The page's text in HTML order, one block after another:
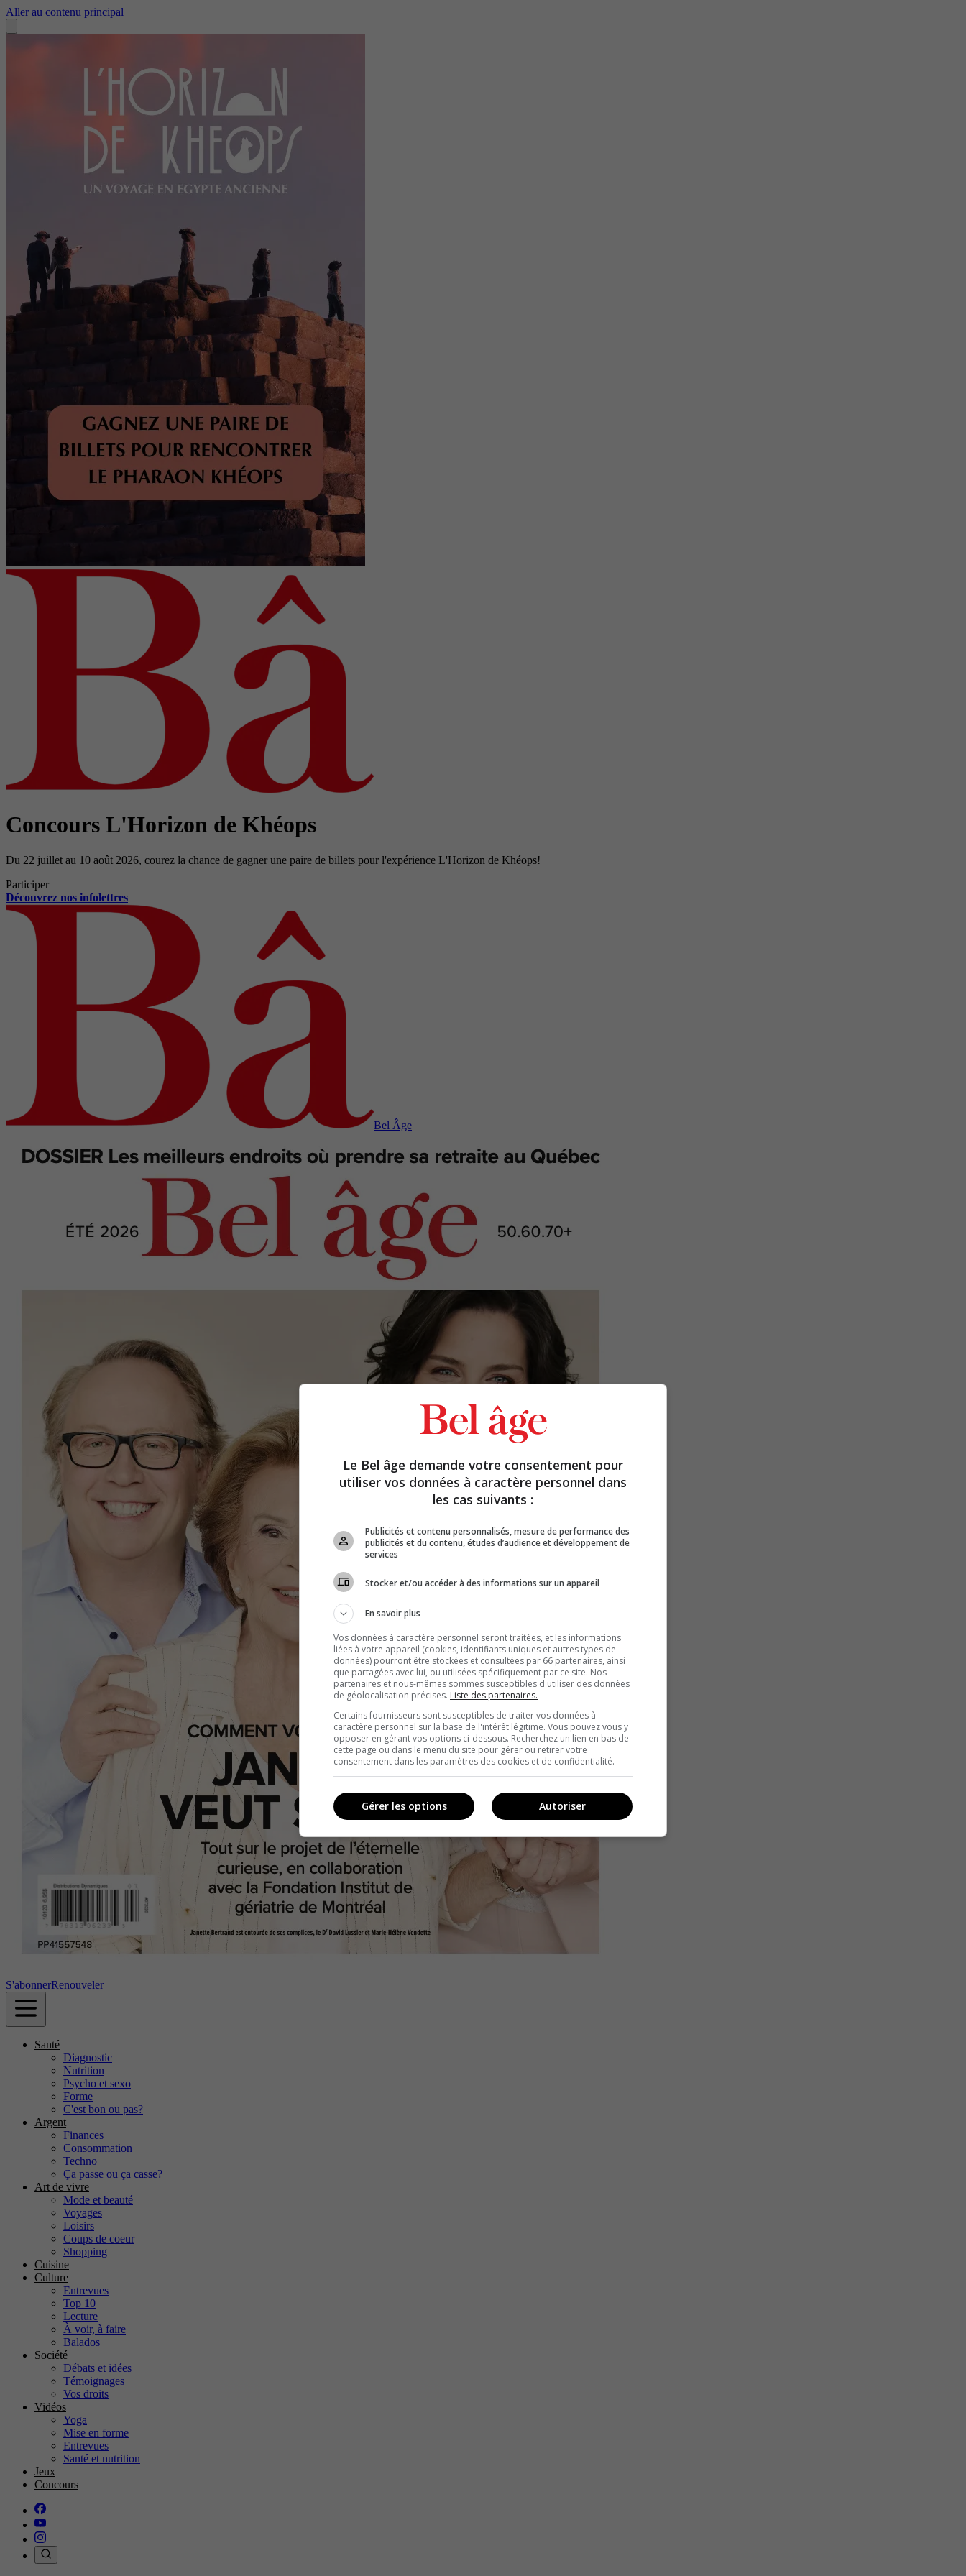
Aller au contenu principal
Concours L'Horizon de Khéops
Du 22 juillet au 10 août 2026, courez la chance de gagner une paire de billets pour l'expérience L'Horizon de Khéops!
Participer
Découvrez nos infolettres
Bel Âge
S'abonnerRenouveler
Santé
Diagnostic
Nutrition
Psycho et sexo
Forme
C'est bon ou pas?
Argent
Finances
Consommation
Techno
Ça passe ou ça casse?
Art de vivre
Mode et beauté
Voyages
Loisirs
Coups de coeur
Shopping
Cuisine
Culture
Entrevues
Top 10
Lecture
À voir, à faire
Balados
Société
Débats et idées
Témoignages
Vos droits
Vidéos
Yoga
Mise en forme
Entrevues
Santé et nutrition
Jeux
Concours
Le Bel âge demande votre consentement pour
utiliser vos données à caractère personnel dans
les cas suivants :
Publicités et contenu personnalisés, mesure de performance des
publicités et du contenu, études d’audience et développement de
services
Stocker et/ou accéder à des informations sur un appareil
En savoir plus
Vos données à caractère personnel seront traitées, et les informations
liées à votre appareil (cookies, identifiants uniques et autres types de
données) pourront être stockées et consultées par 66 partenaires, ainsi
que partagées avec lui, ou utilisées spécifiquement par ce site. Nos
partenaires et nous-mêmes sommes susceptibles d'utiliser des données
de géolocalisation précises. Liste des partenaires.
Certains fournisseurs sont susceptibles de traiter vos données à
caractère personnel sur la base de l'intérêt légitime. Vous pouvez vous y
opposer en gérant vos options ci-dessous. Recherchez un lien en bas de
cette page ou dans le menu du site pour gérer ou retirer votre
consentement dans les paramètres des cookies et de confidentialité.
Autoriser
Gérer les options